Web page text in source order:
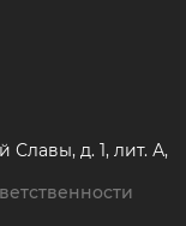
Славы, д. 1, лит. А,